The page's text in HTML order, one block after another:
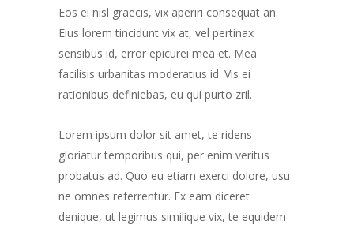
Eos ei nisl graecis, vix aperiri consequat an.
Eius lorem tincidunt vix at, vel pertinax
sensibus id, error epicurei mea et. Mea
facilisis urbanitas moderatius id. Vis ei
rationibus definiebas, eu qui purto zril.
Lorem ipsum dolor sit amet, te ridens
gloriatur temporibus qui, per enim veritus
probatus ad. Quo eu etiam exerci dolore, usu
ne omnes referrentur. Ex eam diceret
denique, ut legimus similique vix, te equidem